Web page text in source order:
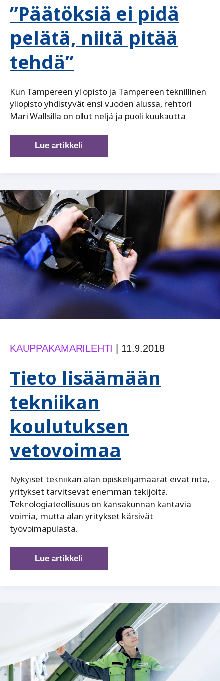
”Päätöksiä ei pidä
pelätä, niitä pitää
tehdä”
Kun Tampereen yliopisto ja Tampereen teknillinen
yliopisto yhdistyvät ensi vuoden alussa, rehtori
Mari Wallsilla on ollut neljä ja puoli kuukautta
”Päätöksiä
ei
niitä
pitää
tehdä”
Lue artikkeli
KAUPPAKAMARILEHTI | 11.9.2018
Tieto lisäämään
tekniikan
koulutuksen
vetovoimaa
Nykyiset tekniikan alan opiskelijamäärät eivät riitä,
yritykset tarvitsevat enemmän tekijöitä.
Teknologiateollisuus on kansakunnan kantavia
voimia, mutta alan yritykset kärsivät
työvoimapulasta.
Tieto
lisäämään
Lue artikkeli